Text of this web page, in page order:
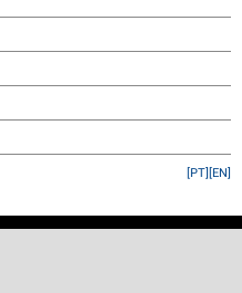
[EN]
[PT]